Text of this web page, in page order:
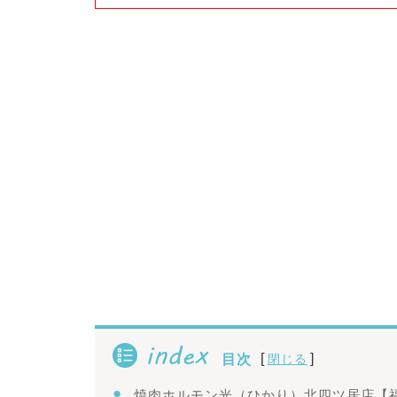
index 目次 [ 閉じる ]